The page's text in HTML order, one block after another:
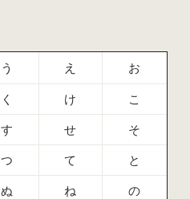
う え お
く け こ
す せ そ
つ て と
ぬ ね の